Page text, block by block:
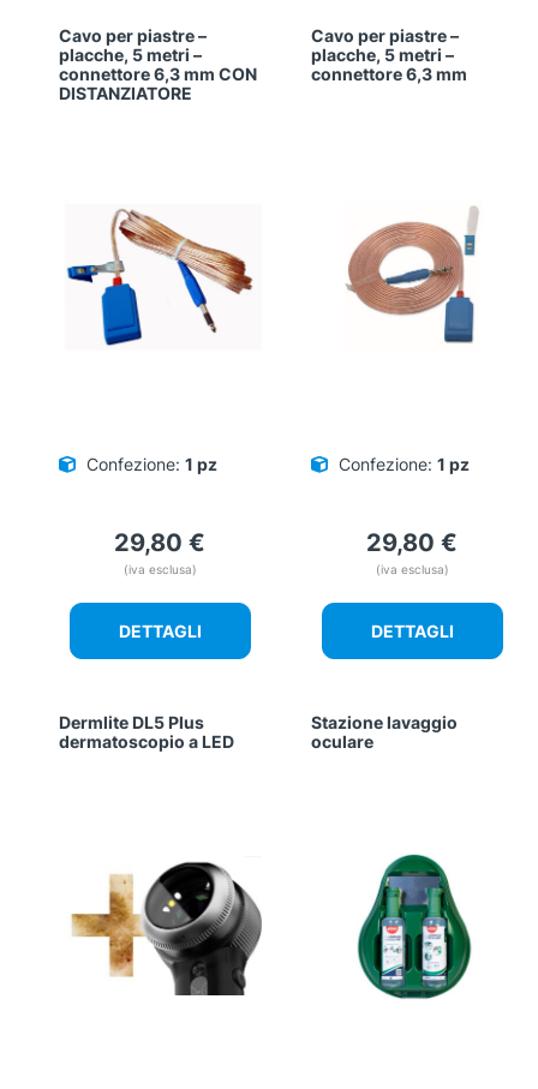
Cavo per piastre –
placche, 5 metri –
connettore 6,3 mm CON
DISTANZIATORE
Confezione: 1 pz
29,80 €
(iva esclusa)
DETTAGLI
Cavo per piastre –
placche, 5 metri –
connettore 6,3 mm
Confezione: 1 pz
29,80 €
(iva esclusa)
DETTAGLI
Dermlite DL5 Plus
dermatoscopio a LED
Stazione lavaggio
oculare